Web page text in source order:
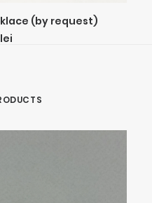
(by request)
lei